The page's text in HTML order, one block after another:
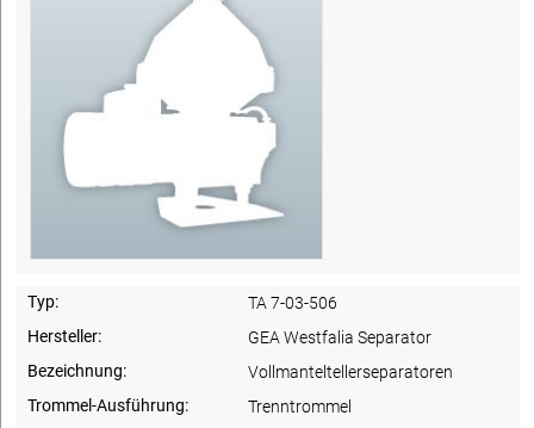
Typ:
TA 7-03-506
Hersteller:
GEA Westfalia Separator
Bezeichnung:
Vollmanteltellerseparatoren
Trommel-Ausführung:
Trenntrommel